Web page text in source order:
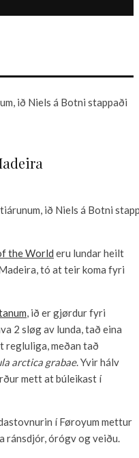
ið Niels á Botni stappaði
ið Niels á Botni
the World eru lundar heilt
tó at teir koma fyri
, ið er gjørdur fyri
2 sløg av lunda, tað eina
regluliga, meðan tað
arctica grabae. Yvir hálv
mett at búleikast í
í Føroyum mettur
ránsdjór, órógv og veiðu.